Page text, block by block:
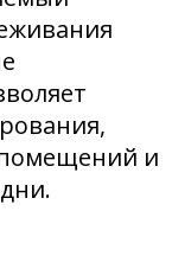
помещений и